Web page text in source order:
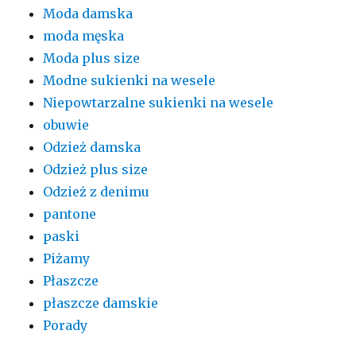
Moda damska
moda męska
Moda plus size
Modne sukienki na wesele
Niepowtarzalne sukienki na wesele
obuwie
Odzież damska
Odzież plus size
Odzież z denimu
pantone
paski
Piżamy
Płaszcze
płaszcze damskie
Porady